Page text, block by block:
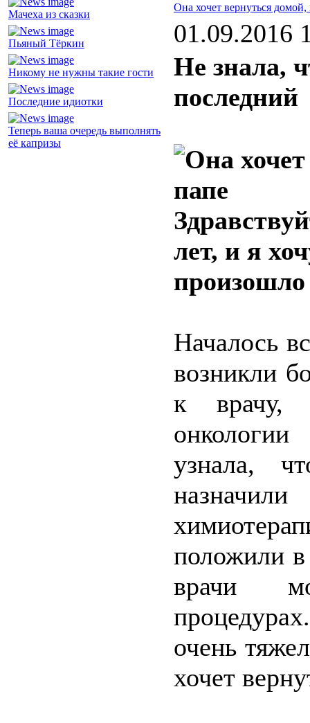
Мачеха из сказки
Пьяный Тёркин
Никому не нужны такие гости
Последние идиотки
Теперь ваша очередь выполнять
её капризы
Она хочет вернуться
01.09.2016
Не знала,
последний
лет, и я
Началось
возникли
к врачу,
узнала,
положили
врачи
очень
хочет